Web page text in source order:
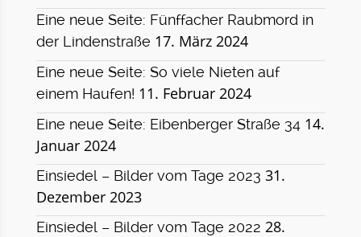
Eine neue Seite: Fünffacher Raubmord in
der Lindenstraße 17. März 2024
Eine neue Seite: So viele Nieten auf
einem Haufen! 11. Februar 2024
Eine neue Seite: Eibenberger Straße 34 14.
Januar 2024
Einsiedel – Bilder vom Tage 2023 31.
Dezember 2023
Einsiedel – Bilder vom Tage 2022 28.